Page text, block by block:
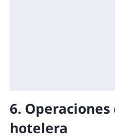
6.
hotelera